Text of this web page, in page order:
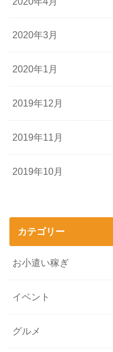
2020年3月
2020年1月
2019年12月
2019年11月
2019年10月
カテゴリー
お小遣い稼ぎ
イベント
グルメ